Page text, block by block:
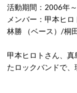
活動期間：2006年～
メンバー：甲本ヒ
林勝 （ベース）/桐
甲本ヒロトさん、
たロックバンドで、